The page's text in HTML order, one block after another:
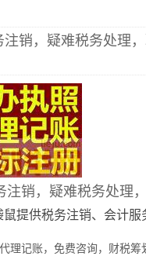
注销，疑难税务处理
注销，疑难税务处理，
鼠提供税务注销、会计服
理记账，免费咨询，财税筹